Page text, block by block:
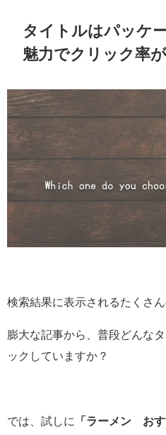
タイトルはパッケ
魅力でクリック率
検索結果に表示されるたくさん
膨大な記事から、普段どんな
ックしていますか？
では、試しに 「ラーメン お